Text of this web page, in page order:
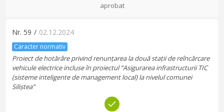
aprobat
Nr. 59 / 02.12.2024
Caracter normativ
Proiect de hotărâre privind renunțarea la două stații de reîncărcare
vehicule electrice incluse în proiectul ”Asigurarea infrastructurii TIC
(sisteme inteligente de management local) la nivelul comunei
Siliștea”